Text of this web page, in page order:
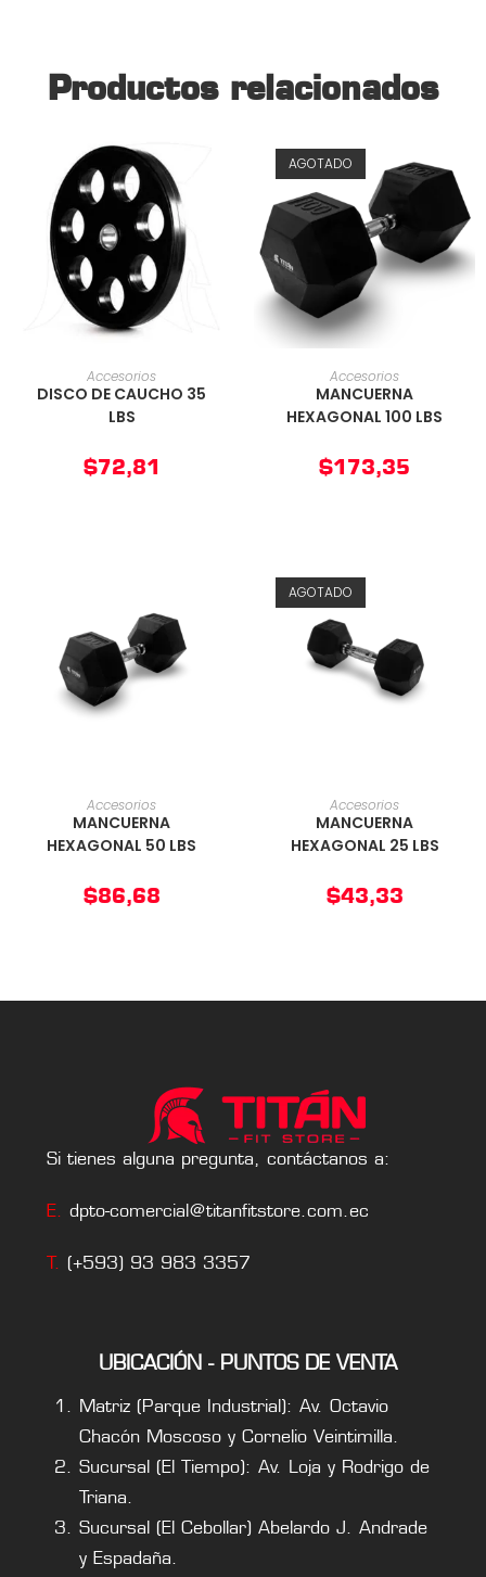
Productos relacionados
AÑADIR AL CARRITO
Accesorios
DISCO DE CAUCHO 35
LBS
$72,81
AGOTADO
AÑADIR AL CARRITO
Accesorios
MANCUERNA
HEXAGONAL 100 LBS
$173,35
AÑADIR AL CARRITO
Accesorios
MANCUERNA
HEXAGONAL 50 LBS
$86,68
AGOTADO
AÑADIR AL CARRITO
Accesorios
MANCUERNA
HEXAGONAL 25 LBS
$43,33
Si tienes alguna pregunta, contáctanos a:
E. dpto-comercial@titanfitstore.com.ec
T. (+593) 93 983 3357
UBICACIÓN - PUNTOS DE VENTA
Matriz (Parque Industrial): Av. Octavio
Chacón Moscoso y Cornelio Veintimilla.
Sucursal (El Tiempo): Av. Loja y Rodrigo de
Triana.
Sucursal (El Cebollar) Abelardo J. Andrade
y Espadaña.